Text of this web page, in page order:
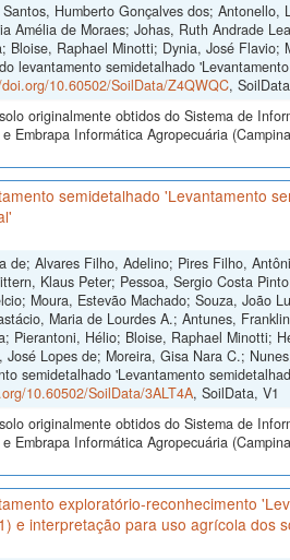
Humberto Gonçalves dos;
Amélia de Moraes; Johas, Ruth Andrade
Bloise, Raphael Minotti; Dynia, José
levantamento semidetalhado
10.60502/SoilData/Z4QWQC,
originalmente obtidos do Sistema de
Embrapa Informática Agropecuária
semidetalhado 'Levantamento
de; Alvares Filho, Adelino; Pires Filho,
Klaus Peter; Pessoa, Sergio Costa
Moura, Estevão Machado; Souza, João
Maria de Lourdes A.; Antunes,
Pierantoni, Hélio; Bloise, Raphael Minotti;
José Lopes de; Moreira, Gisa Nara C.;
semidetalhado 'Levantamento
10.60502/SoilData/3ALT4A, SoilData, V1
originalmente obtidos do Sistema de
Embrapa Informática Agropecuária
exploratório-reconhecimento
e interpretação para uso agrícola dos